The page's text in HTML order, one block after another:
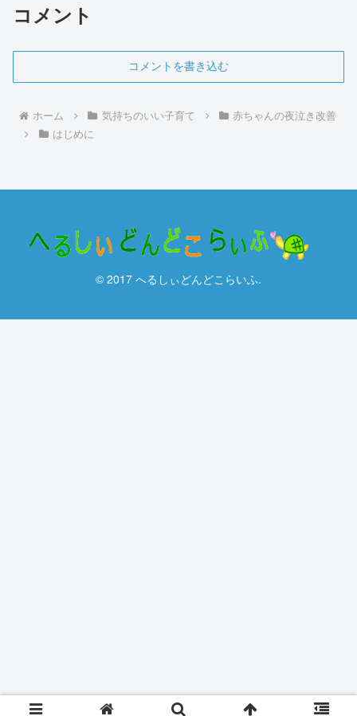
コメント
コメントを書き込む
ホーム 気持ちのいい子育て
赤ちゃんの夜泣き改善
はじめに
© 2017 へるしぃどんどこらいふ.